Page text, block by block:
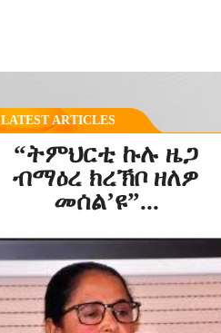
LATEST ARTICLES
“ትምህርቲ ኩሉ ዜጋ
ብማዕረ ክረኽቦ ዘለዎ
መሰል’ዩ”...